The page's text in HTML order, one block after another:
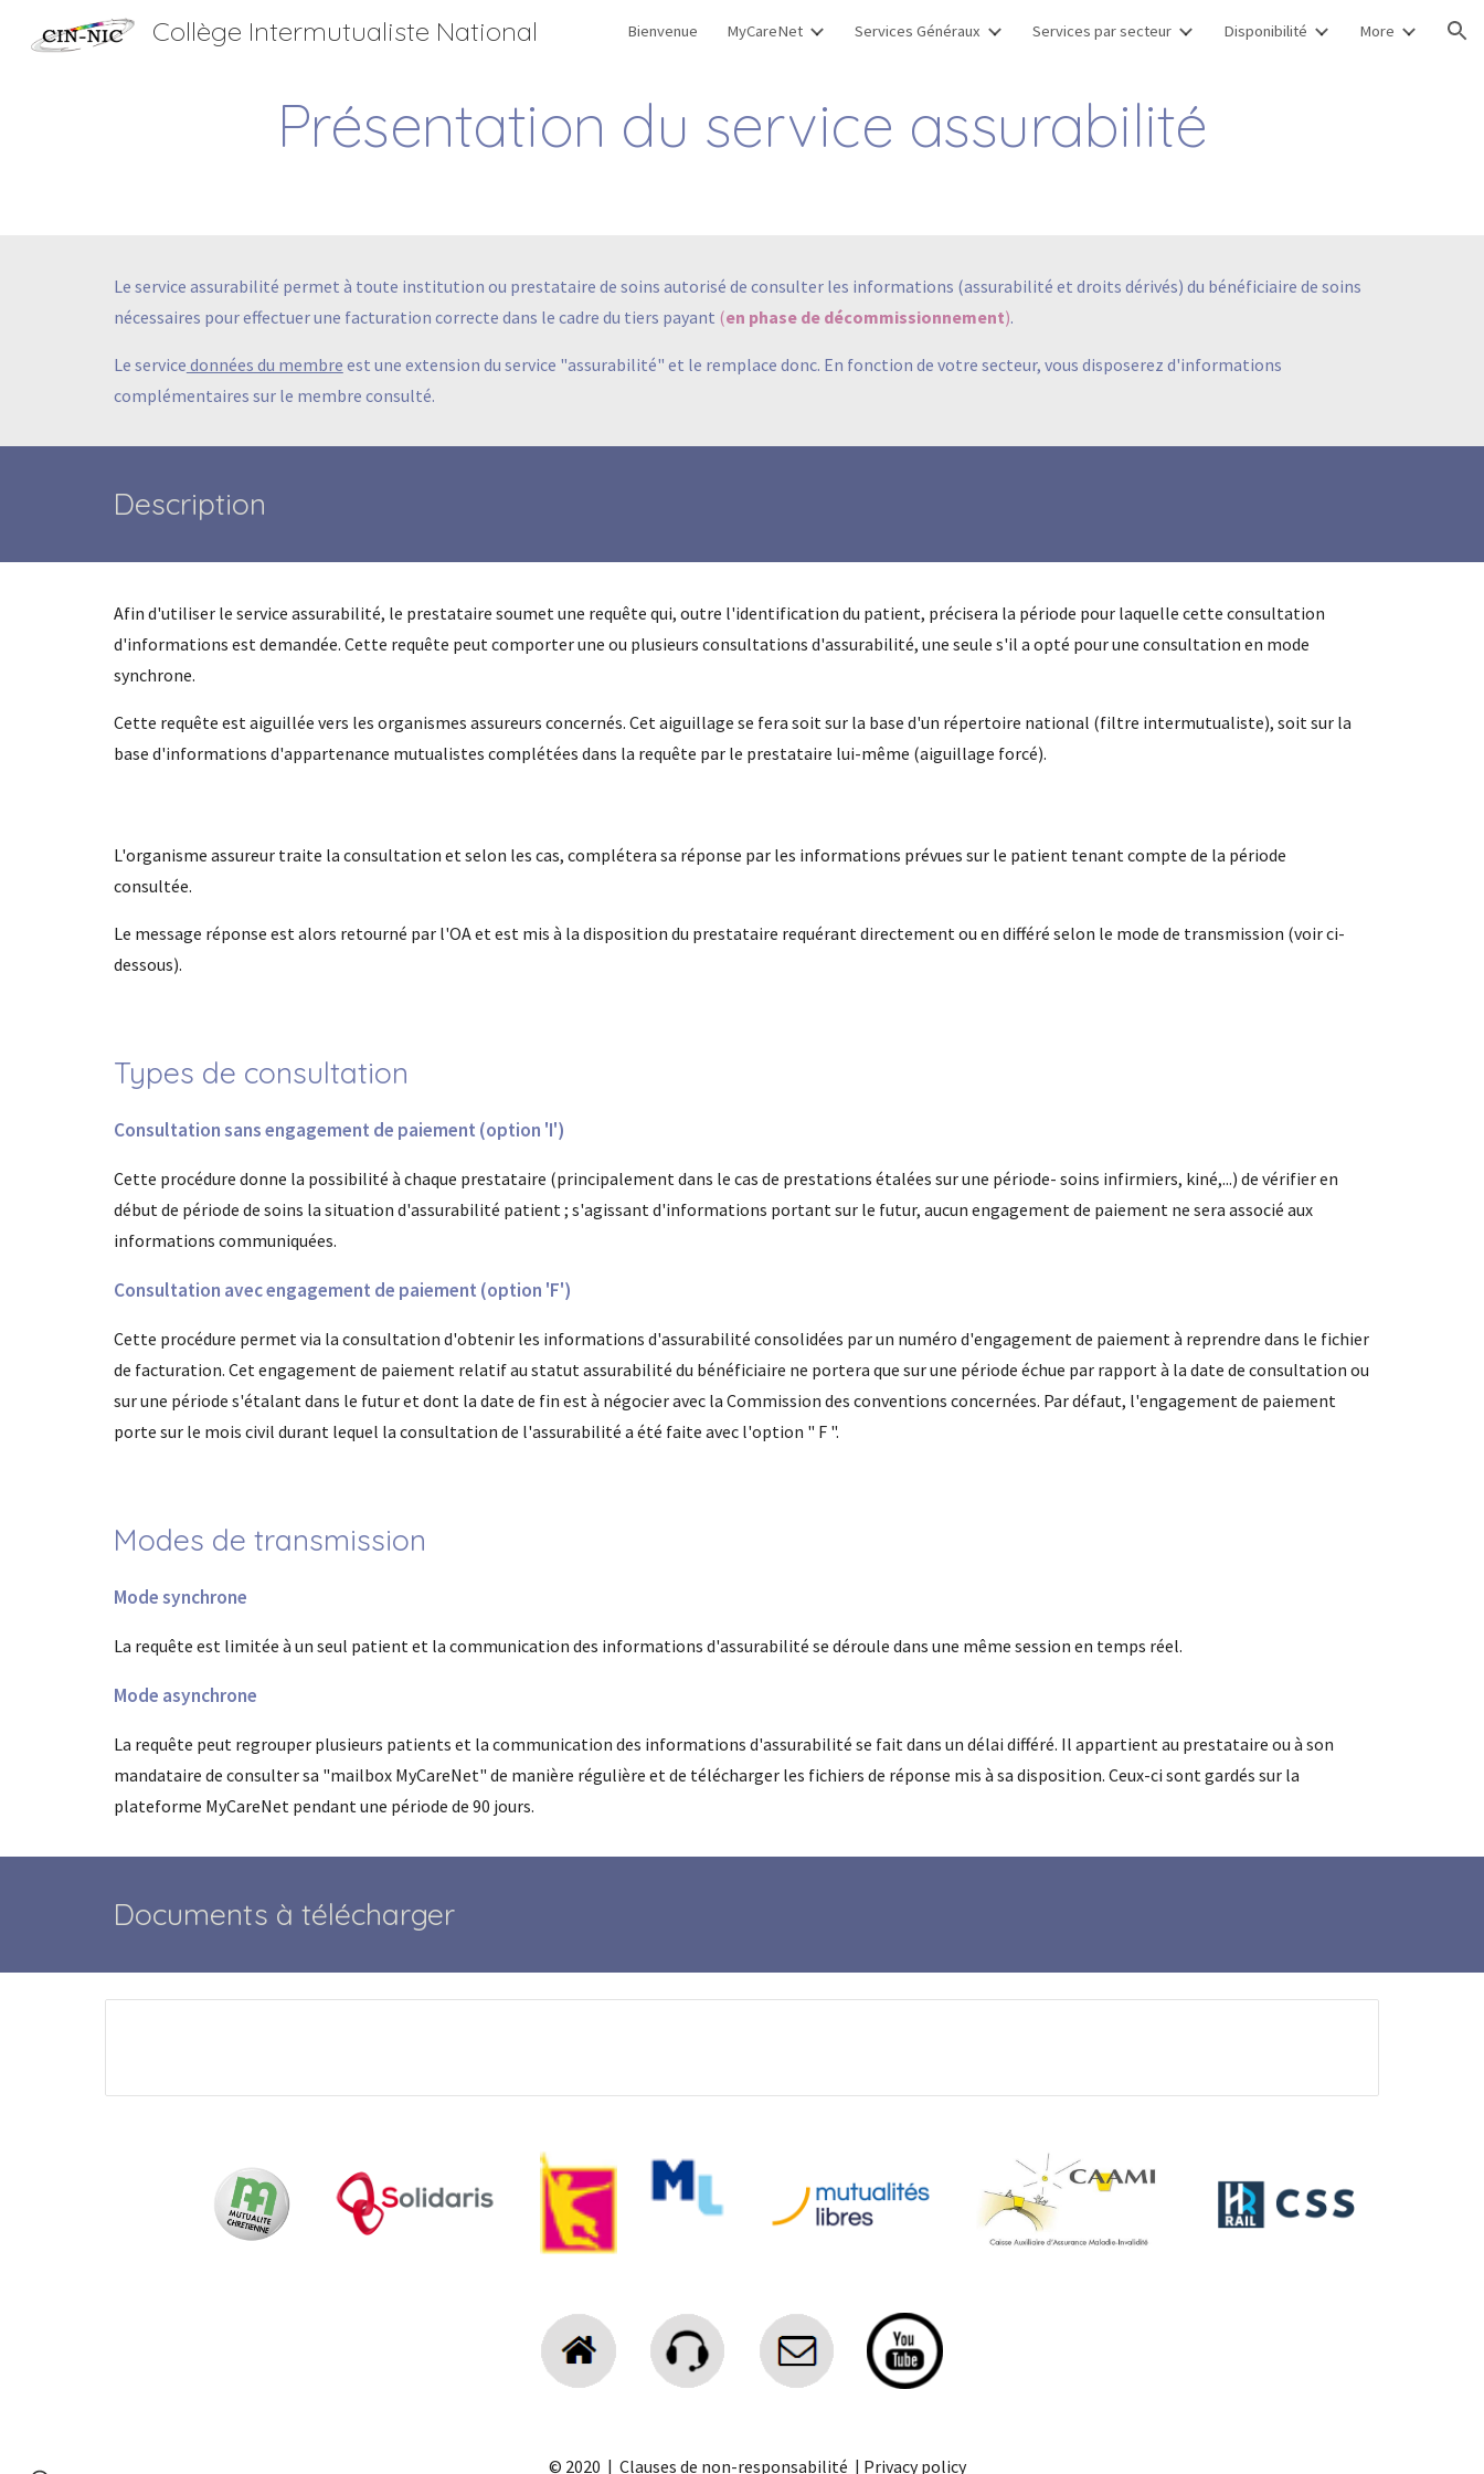
Skip to main content Skip to navigation
Collège Intermutualiste National Bienvenue MyCareNet Services Généraux Services par secteur Disponibilité More
Présentation du service assurabilité
Le service assurabilité permet à toute institution ou prestataire de soins autorisé de consulter les informations (assurabilité et droits dérivés) du bénéficiaire de soins
nécessaires pour effectuer une facturation correcte dans le cadre du tiers payant (en phase de décommissionnement).
Le service données du membre est une extension du service "assurabilité" et le remplace donc. En fonction de votre secteur, vous disposerez d'informations
complémentaires sur le membre consulté.
Description
Afin d'utiliser le service assurabilité, le prestataire soumet une requête qui, outre l'identification du patient, précisera la période pour laquelle cette consultation
d'informations est demandée. Cette requête peut comporter une ou plusieurs consultations d'assurabilité, une seule s'il a opté pour une consultation en mode
synchrone.
Cette requête est aiguillée vers les organismes assureurs concernés. Cet aiguillage se fera soit sur la base d'un répertoire national (filtre intermutualiste), soit sur la
base d'informations d'appartenance mutualistes complétées dans la requête par le prestataire lui-même (aiguillage forcé).
L'organisme assureur traite la consultation et selon les cas, complétera sa réponse par les informations prévues sur le patient tenant compte de la période
consultée.
Le message réponse est alors retourné par l'OA et est mis à la disposition du prestataire requérant directement ou en différé selon le mode de transmission (voir ci-
dessous).
Types de consultation
Consultation sans engagement de paiement (option 'I')
Cette procédure donne la possibilité à chaque prestataire (principalement dans le cas de prestations étalées sur une période- soins infirmiers, kiné,...) de vérifier en
début de période de soins la situation d'assurabilité patient ; s'agissant d'informations portant sur le futur, aucun engagement de paiement ne sera associé aux
informations communiquées.
Consultation avec engagement de paiement (option 'F')
Cette procédure permet via la consultation d'obtenir les informations d'assurabilité consolidées par un numéro d'engagement de paiement à reprendre dans le fichier
de facturation. Cet engagement de paiement relatif au statut assurabilité du bénéficiaire ne portera que sur une période échue par rapport à la date de consultation ou
sur une période s'étalant dans le futur et dont la date de fin est à négocier avec la Commission des conventions concernées. Par défaut, l'engagement de paiement
porte sur le mois civil durant lequel la consultation de l'assurabilité a été faite avec l'option " F ".
Modes de transmission
Mode synchrone
La requête est limitée à un seul patient et la communication des informations d'assurabilité se déroule dans une même session en temps réel.
Mode asynchrone
La requête peut regrouper plusieurs patients et la communication des informations d'assurabilité se fait dans un délai différé. Il appartient au prestataire ou à son
mandataire de consulter sa "mailbox MyCareNet" de manière régulière et de télécharger les fichiers de réponse mis à sa disposition. Ceux-ci sont gardés sur la
plateforme MyCareNet pendant une période de 90 jours.
Documents à télécharger
© 2020 | Clauses de non-responsabilité | Privacy policy